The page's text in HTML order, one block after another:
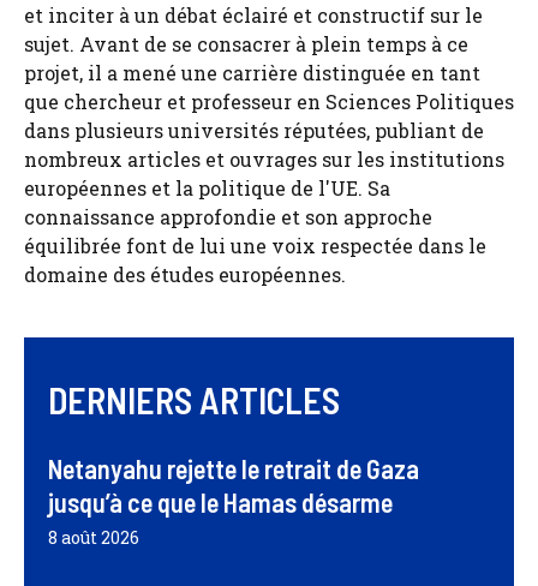
et inciter à un débat éclairé et constructif sur le
sujet. Avant de se consacrer à plein temps à ce
projet, il a mené une carrière distinguée en tant
que chercheur et professeur en Sciences Politiques
dans plusieurs universités réputées, publiant de
nombreux articles et ouvrages sur les institutions
européennes et la politique de l'UE. Sa
connaissance approfondie et son approche
équilibrée font de lui une voix respectée dans le
domaine des études européennes.
DERNIERS ARTICLES
Netanyahu rejette le retrait de Gaza
jusqu’à ce que le Hamas désarme
8 août 2026